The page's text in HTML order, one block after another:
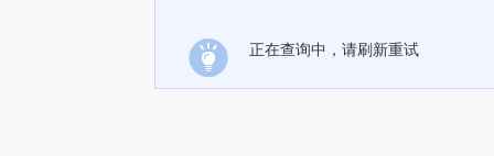
正在查询中，请刷新重试